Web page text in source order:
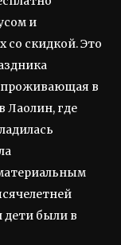
и
со скидкой. Это
проживающая в
Лаолин, где
дети были в